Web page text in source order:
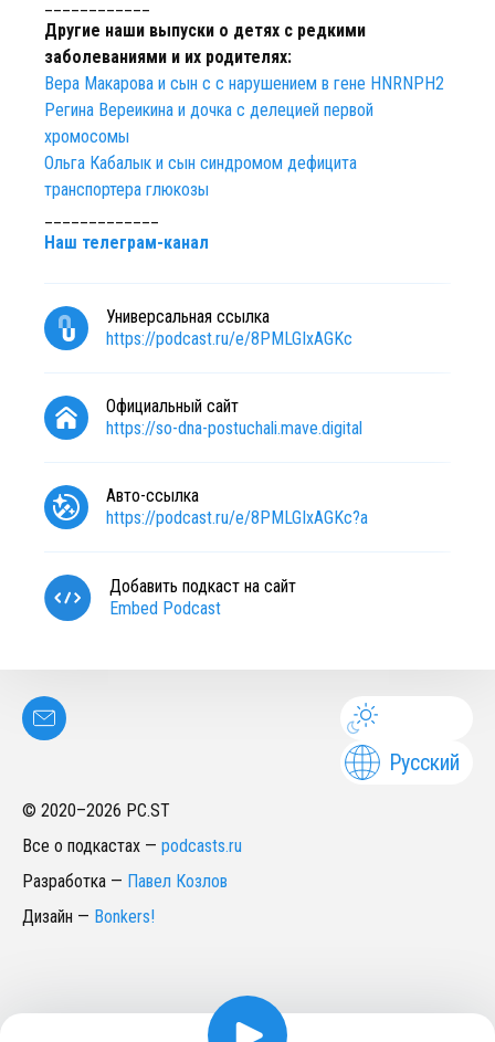
Другие наши выпуски о детях с редкими
заболеваниями и их родителях:
Вера Макарова и сын с с нарушением в гене HNRNPH2
Регина Вереикина и дочка с делецией первой
хромосомы
Ольга Кабалык и сын синдромом дефицита
транспортера глюкозы
Наш телеграм-канал
Универсальная ссылка
https://podcast.ru/e/8PMLGIxAGKc
Официальный сайт
https://so-dna-postuchali.mave.digital
Авто-ссылка
https://podcast.ru/e/8PMLGIxAGKc?a
Добавить подкаст на сайт
Embed Podcast
Русский
© 2020–2026 PC.ST
Все о подкастах — podcasts.ru
Разработка — Павел Козлов
Дизайн — Bonkers!